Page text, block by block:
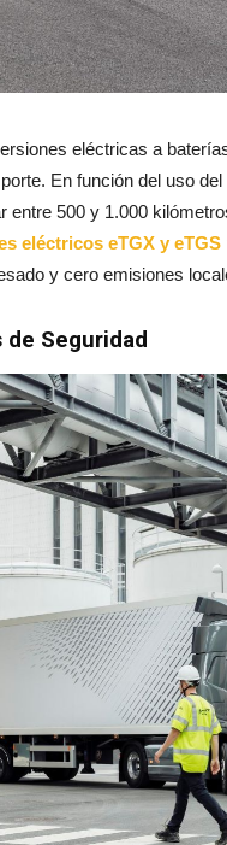
eléctricas a
En función del uso
entre 500 y 1.000
eléctricos eTGX y eTGS
y cero emisiones
de Seguridad